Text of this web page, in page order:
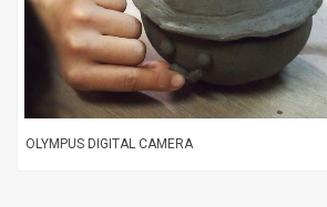
OLYMPUS DIGITAL CAMERA